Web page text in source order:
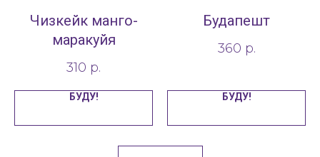
Чизкейк манго-
маракуйя
310 р.
БУДУ!
Будапешт
360 р.
БУДУ!